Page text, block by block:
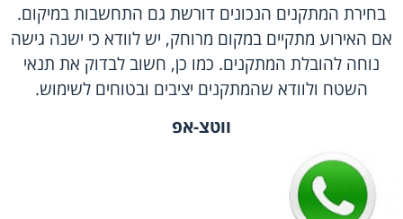
בחירת המתקנים הנכונים דורשת גם התחשבות במיקום.
אם האירוע מתקיים במקום מרוחק, יש לוודא כי ישנה גישה
נוחה להובלת המתקנים. כמו כן, חשוב לבדוק את תנאי
השטח ולוודא שהמתקנים יציבים ובטוחים לשימוש.
ווטצ-אפ